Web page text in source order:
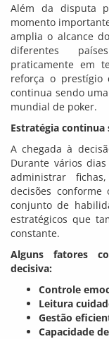
Além da disputa
momento
amplia o alcance
diferentes
praticamente em
reforça o prestígio
continua sendo
mundial de poker.
Estratégia
A chegada à
Durante vários
administrar
decisões conforme
conjunto de
estratégicos que
constante.
Alguns fatores
decisiva:
Controle
Leitura
Gestão
Capacidade